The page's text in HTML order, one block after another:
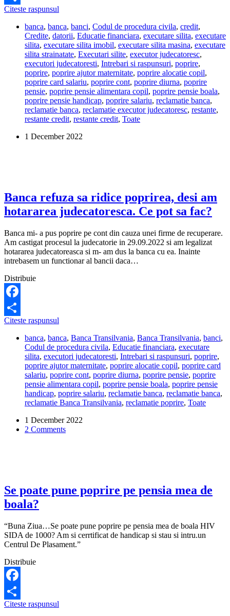
Share
Citeste raspunsul
a
vandut
apartamentul
pentru
o
datorie
de
5.000
de
euro,
cand
plecat
banca, banca, banci, Codul de procedura civila, credit,
Credite, datorii, Educatie financiara, executare silita, executare
silita, executare silita imobil, executare silita masina, executare
silita strainatate, Executari silite, executor judecatoresc,
executori judecatoresti, Intrebari si raspunsuri, poprire,
poprire, poprire ajutor maternitate, poprire alocatie copil,
poprire card salariu, poprire cont, poprire diurna, poprire
pensie, poprire pensie alimentara copil, poprire pensie boala,
poprire pensie handicap, poprire salariu, reclamatie banca,
reclamatie banca, reclamatie executor judecatoresc, restante,
restante credit, restante credit, Toate
1 December 2022
Banca refuza sa ridice poprirea, desi am
hotararea judecatoresca. Ce pot sa fac?
Banca mi- a pus poprire pe cont din cauza unei firme de recuperare.
Am castigat procesul la judecatorie in 29.09.2022 si am legalizat
hotararea judecatoreasca si m- am dus la banca cu ea. Inainte
intrebasem un functionar al bancii daca…
Distribuie
Facebook
Share
Citeste raspunsul
sa
ridice
poprirea,
desi
am
hotararea
judecatoresca.
Ce
sa
fac?
banca, banca, Banca Transilvania, Banca Transilvania, banci,
Codul de procedura civila, Educatie financiara, executare
silita, executori judecatoresti, Intrebari si raspunsuri, poprire,
poprire ajutor maternitate, poprire alocatie copil, poprire card
salariu, poprire cont, poprire diurna, poprire pensie, poprire
pensie alimentara copil, poprire pensie boala, poprire pensie
handicap, poprire salariu, reclamatie banca, reclamatie banca,
reclamatie Banca Transilvania, reclamatie poprire, Toate
1 December 2022
2 Comments
Se poate pune poprire pe pensia mea de
boala?
“Buna Ziua…Se poate pune poprire pe pensia mea de boala HIV
SIDA de 1000? Am si cerrtificat de handicap si stau si intru.un
Centrul De Plasament.”
Distribuie
Facebook
Share
Citeste raspunsul